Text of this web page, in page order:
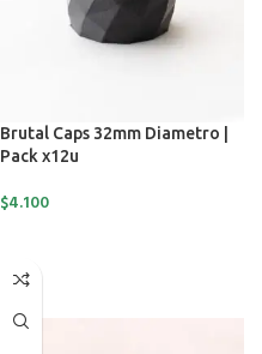
Brutal Caps 32mm Diametro |
Pack x12u
$4.100